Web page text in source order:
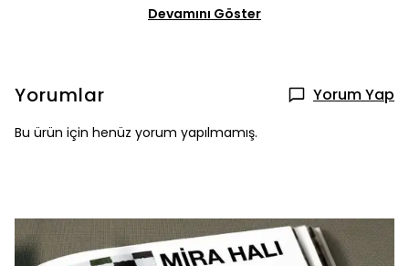
Devamını Göster
Yorumlar Yorum Yap
Bu ürün için henüz yorum yapılmamış.